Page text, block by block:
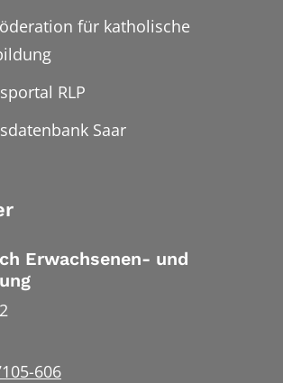
für katholische
RLP
Saar
Erwachsenen- und
606